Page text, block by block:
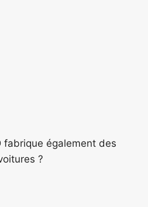
fabrique également des
?